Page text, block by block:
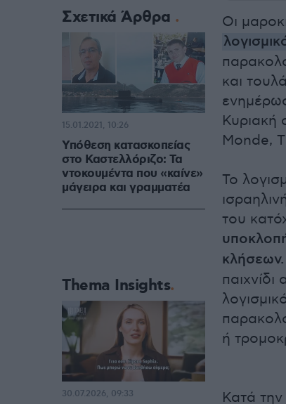
Οι
και
Κυριακή
Monde,
Το
του
κλήσεων.
ή
Κατά
Σχετικά Άρθρα
Υπόθεση κατασκοπείας
στο Καστελλόριζο: Τα
ντοκουμέντα που «καίνε»
μάγειρα και γραμματέα
15.01.2021, 10:26
Thema Insights
30.07.2026, 09:33